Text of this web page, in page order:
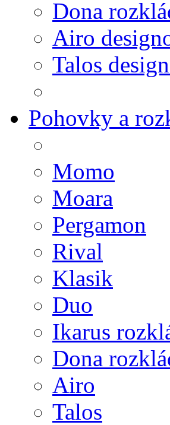
Dona
Airo
Talos
Pohovky a
Momo
Moara
Pergamon
Rival
Klasik
Duo
Ikarus
Dona
Airo
Talos